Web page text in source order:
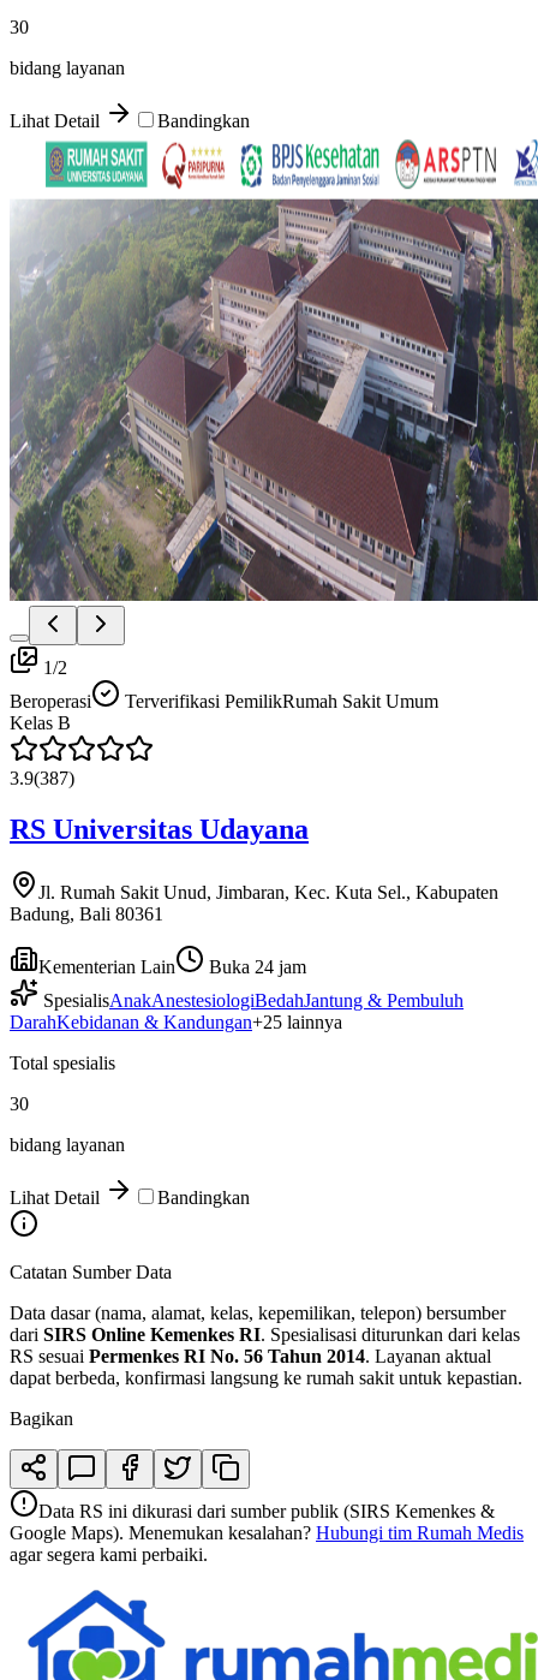
30
bidang layanan
Lihat Detail Bandingkan
1/2
Beroperasi
Terverifikasi PemilikRumah Sakit Umum
Kelas B
3.9(387)
RS Universitas Udayana
Jl. Rumah Sakit Unud, Jimbaran, Kec. Kuta Sel., Kabupaten
Badung, Bali 80361
Kementerian Lain
Buka 24 jam
SpesialisAnakAnestesiologiBedahJantung & Pembuluh
DarahKebidanan & Kandungan+25 lainnya
Total spesialis
30
bidang layanan
Lihat Detail Bandingkan
Catatan Sumber Data
Data dasar (nama, alamat, kelas, kepemilikan, telepon) bersumber
dari SIRS Online Kemenkes RI. Spesialisasi diturunkan dari kelas
RS sesuai Permenkes RI No. 56 Tahun 2014. Layanan aktual
dapat berbeda, konfirmasi langsung ke rumah sakit untuk kepastian.
Bagikan
Data RS ini dikurasi dari sumber publik (SIRS Kemenkes &
Google Maps). Menemukan kesalahan? Hubungi tim Rumah Medis
agar segera kami perbaiki.